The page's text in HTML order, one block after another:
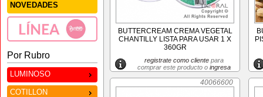
NOVEDADES
Por Rubro
LUMINOSO
COTILLON
BUTTERCREAM CREMA VEGETAL
CHANTILLY LISTA PARA USAR 1 X
360GR
registrate como clientepara
comprar este producto o ingresa
40066600